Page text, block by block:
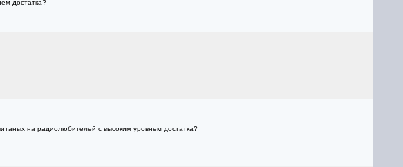
достатка?
на радиолюбителей с высоким уровнем достатка?